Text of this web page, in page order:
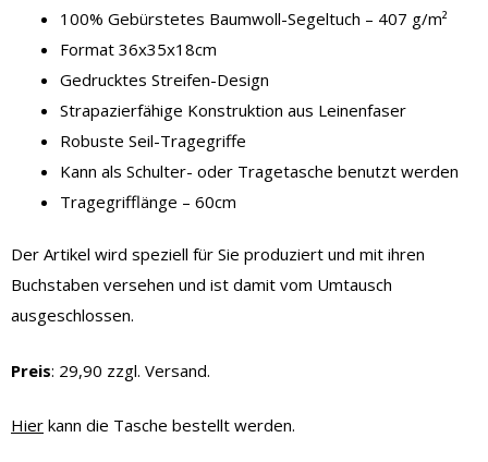
100% Gebürstetes Baumwoll-Segeltuch – 407 g/m²
Format 36x35x18cm
Gedrucktes Streifen-Design
Strapazierfähige Konstruktion aus Leinenfaser
Robuste Seil-Tragegriffe
Kann als Schulter- oder Tragetasche benutzt werden
Tragegrifflänge – 60cm
Der Artikel wird speziell für Sie produziert und mit ihren
Buchstaben versehen und ist damit vom Umtausch
ausgeschlossen.
Preis: 29,90 zzgl. Versand.
Hier kann die Tasche bestellt werden.